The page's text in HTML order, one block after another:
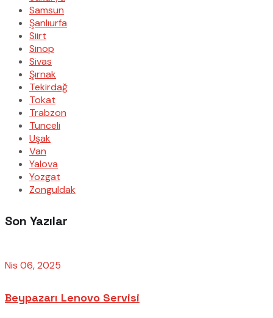
Samsun
Şanlıurfa
Siirt
Sinop
Sivas
Şırnak
Tekirdağ
Tokat
Trabzon
Tunceli
Uşak
Van
Yalova
Yozgat
Zonguldak
Son Yazılar
Nis 06, 2025
Beypazarı Lenovo Servisi